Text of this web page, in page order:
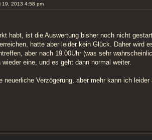
19, 2013 4:58 pm
habt, ist die Auswertung bisher noch nicht
hatte aber leider kein Glück. Daher wird
aber nach 19.00Uhr (was sehr
eine, und es geht dann normal weiter.
neuerliche Verzögerung, aber mehr kann ich leider